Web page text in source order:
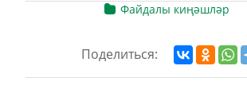
Файдалы киңәшләр
Поделиться: